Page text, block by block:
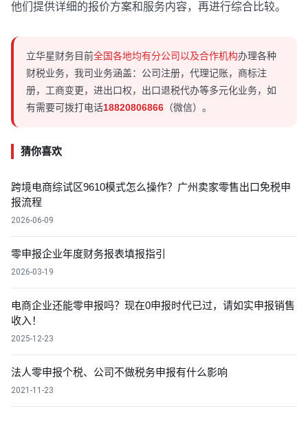
他们提供详细的报价方案和服务内容，再进行综合比较。
立华星财务目前全国各地均有分公司以及合作机构办理各种
财税业务，我司业务涵盖：公司注册，代理记账，商标注
册，工商变更，进出口权，出口退税代办等多元化业务，如
有需要可拨打电话18820806866 （微信）。
猜你喜欢
跨境电商综试区9610模式怎么操作？广州卖家零售出口免税申
报流程
2026-06-09
零申报企业年度财务报表填报指引
2026-03-19
电商企业还能零申报吗？现在0申报时代已过，请如实申报销售
收入！
2025-12-23
法人零申报个税、公司不做税务申报有什么影响
2021-11-23